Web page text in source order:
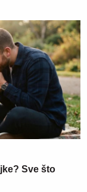
Sve što